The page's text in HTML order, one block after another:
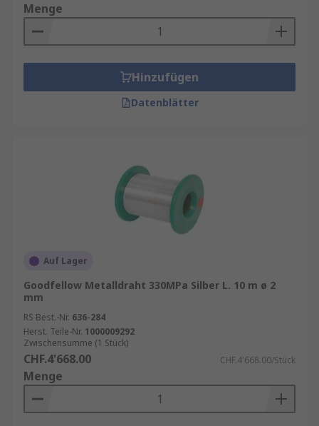
Menge
Hinzufügen
Datenblätter
Auf Lager
Goodfellow Metalldraht 330MPa Silber L. 10 m ø 2
mm
RS Best.-Nr. 636-284
Herst. Teile-Nr. 1000009292
Zwischensumme (1 Stück)
CHF.4'668.00 CHF.4'668.00/Stück
Menge